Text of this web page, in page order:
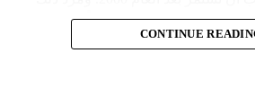
الإسرائيلي لم تكن يوماً محط
اللبنانية المؤمنة بالصراع ضد
CONTINUE